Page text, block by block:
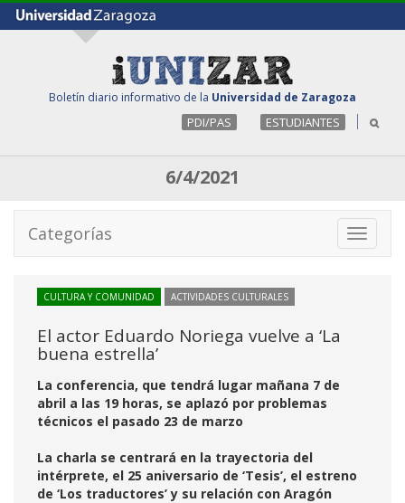
Boletín diario informativo de la Universidad de Zaragoza
PDI/PAS ESTUDIANTES
6/4/2021
Toggle
Categorías
CULTURA Y COMUNIDAD ACTIVIDADES CULTURALES
El actor Eduardo Noriega vuelve a ‘La
buena estrella’
La conferencia, que tendrá lugar mañana 7 de
abril a las 19 horas, se aplazó por problemas
técnicos el pasado 23 de marzo
La charla se centrará en la trayectoria del
intérprete, el 25 aniversario de ‘Tesis’, el estreno
de ‘Los traductores’ y su relación con Aragón